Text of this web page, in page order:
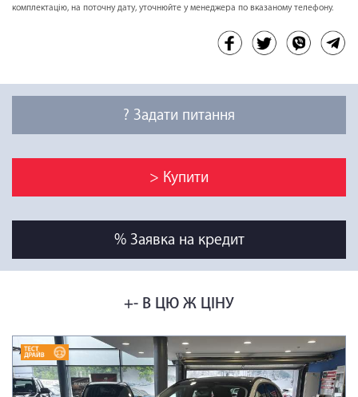
комплектацію, на поточну дату, уточнюйте у менеджера по вказаному телефону.
? Задати питання
> Купити
% Заявка на кредит
+- В ЦЮ Ж ЦІНУ